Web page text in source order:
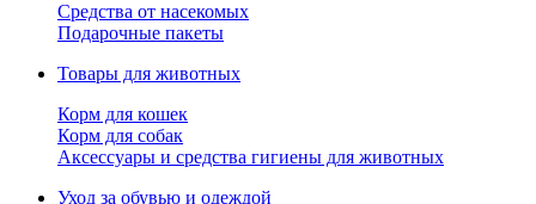
Средства от насекомых
Подарочные пакеты
Товары для животных
Корм для кошек
Корм для собак
Аксессуары и средства гигиены для животных
Уход за обувью и одеждой